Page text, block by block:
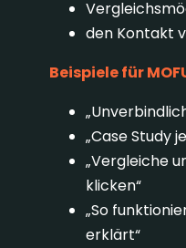
den Kontakt
Beispiele für
„Case Study
„Vergleiche
klicken“
„So
erklärt“